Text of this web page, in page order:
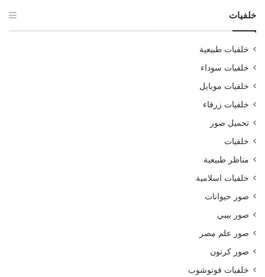
خلفيات
خلفيات طبيعية
خلفيات سوداء
خلفيات موبايل
خلفيات زرقاء
تحميل صور
خلفيات
مناظر طبيعية
خلفيات اسلامية
صور حيوانات
صور بيبي
صور علم مصر
صور كرتون
خلفيات فوتوشوب